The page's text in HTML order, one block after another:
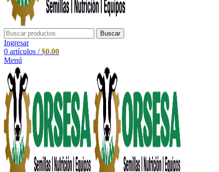
Buscar
Ingresar
0 artículos / $0.00
Menú